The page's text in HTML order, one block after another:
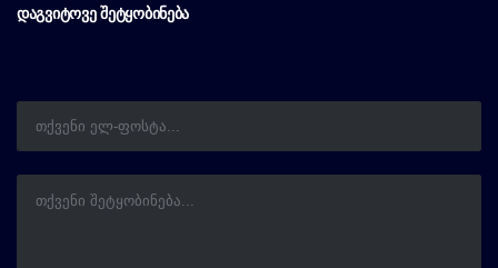
ᲓᲐᲒᲕᲘᲢᲝᲕᲔ ᲨᲔᲢᲧᲝᲑᲘᲜᲔᲑᲐ